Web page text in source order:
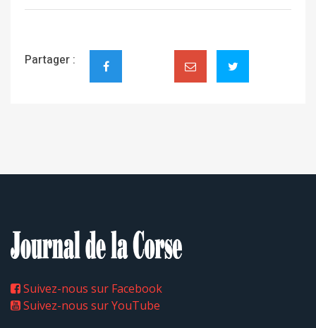
Partager :
Suivez-nous sur Facebook
Suivez-nous sur YouTube